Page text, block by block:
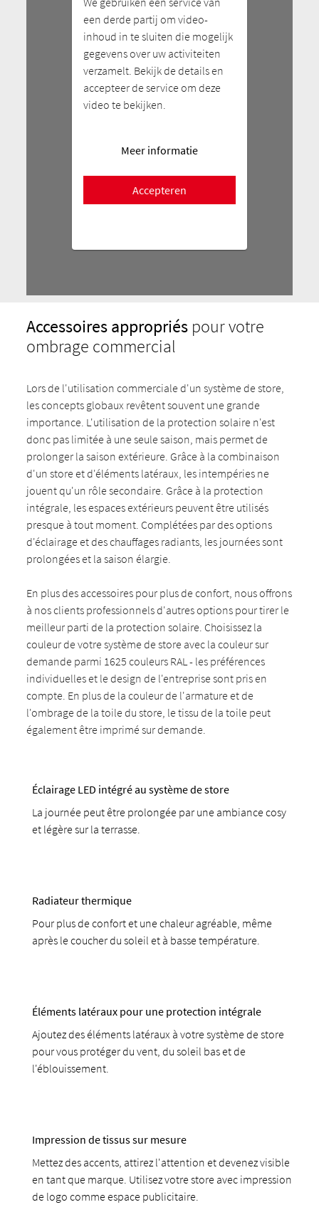
een derde partij om video-
inhoud in te sluiten die mogelijk
gegevens over uw activiteiten
verzamelt. Bekijk de details en
accepteer de service om deze
video te bekijken.
Meer informatie
Accepteren
Accessoires appropriés pour votre
ombrage commercial
Lors de l'utilisation commerciale d'un système de store,
les concepts globaux revêtent souvent une grande
importance. L'utilisation de la protection solaire n'est
donc pas limitée à une seule saison, mais permet de
prolonger la saison extérieure. Grâce à la combinaison
d'un store et d'éléments latéraux, les intempéries ne
jouent qu'un rôle secondaire. Grâce à la protection
intégrale, les espaces extérieurs peuvent être utilisés
presque à tout moment. Complétées par des options
d'éclairage et des chauffages radiants, les journées sont
prolongées et la saison élargie.
En plus des accessoires pour plus de confort, nous offrons
à nos clients professionnels d'autres options pour tirer le
meilleur parti de la protection solaire. Choisissez la
couleur de votre système de store avec la couleur sur
demande parmi 1625 couleurs RAL - les préférences
individuelles et le design de l'entreprise sont pris en
compte. En plus de la couleur de l'armature et de
l'ombrage de la toile du store, le tissu de la toile peut
également être imprimé sur demande.
Éclairage LED intégré au système de store
La journée peut être prolongée par une ambiance cosy
et légère sur la terrasse.
Radiateur thermique
Pour plus de confort et une chaleur agréable, même
après le coucher du soleil et à basse température.
Éléments latéraux pour une protection intégrale
Ajoutez des éléments latéraux à votre système de store
pour vous protéger du vent, du soleil bas et de
l'éblouissement.
Impression de tissus sur mesure
Mettez des accents, attirez l'attention et devenez visible
en tant que marque. Utilisez votre store avec impression
de logo comme espace publicitaire.